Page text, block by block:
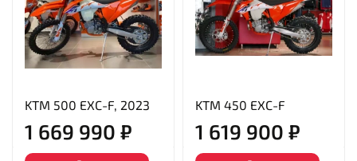
KTM 500 EXC-F, 2023
1 669 990 ₽
KTM 450 EXC-F
1 619 900 ₽